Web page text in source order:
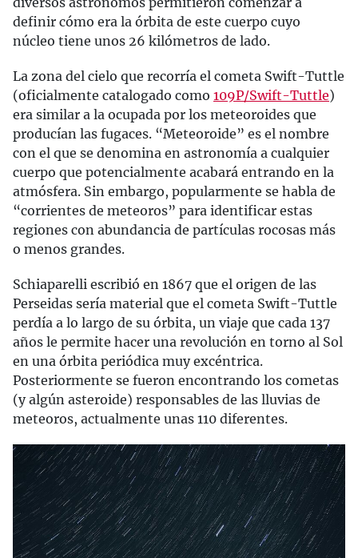
definir cómo era la órbita de este cuerpo cuyo
núcleo tiene unos 26 kilómetros de lado.
La zona del cielo que recorría el cometa Swift-Tuttle
(oficialmente catalogado como 109P/Swift-Tuttle)
era similar a la ocupada por los meteoroides que
producían las fugaces. “Meteoroide” es el nombre
con el que se denomina en astronomía a cualquier
cuerpo que potencialmente acabará entrando en la
atmósfera. Sin embargo, popularmente se habla de
“corrientes de meteoros” para identificar estas
regiones con abundancia de partículas rocosas más
o menos grandes.
Schiaparelli escribió en 1867 que el origen de las
Perseidas sería material que el cometa Swift-Tuttle
perdía a lo largo de su órbita, un viaje que cada 137
años le permite hacer una revolución en torno al Sol
en una órbita periódica muy excéntrica.
Posteriormente se fueron encontrando los cometas
(y algún asteroide) responsables de las lluvias de
meteoros, actualmente unas 110 diferentes.